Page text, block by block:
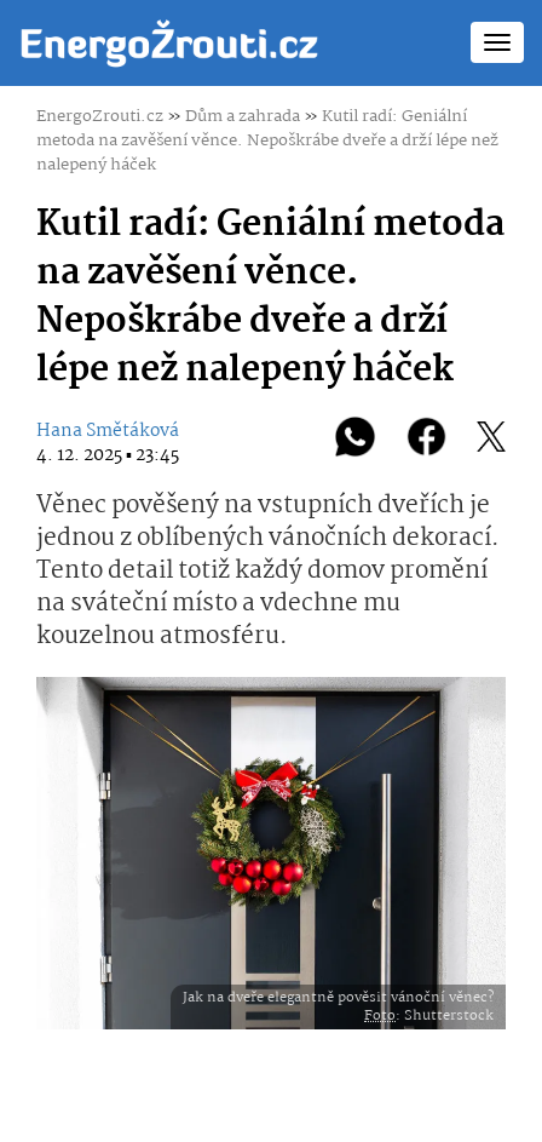
EnergoZrouti.cz»Dům a zahrada»Kutil radí: Geniální
metoda na zavěšení věnce. Nepoškrábe dveře a drží lépe než
nalepený háček
Kutil radí: Geniální metoda
na zavěšení věnce.
Nepoškrábe dveře a drží
lépe než nalepený háček
Hana Smětáková
4. 12. 2025 ▪ 23:45
Věnec pověšený na vstupních dveřích je
jednou z oblíbených vánočních dekorací.
Tento detail totiž každý domov promění
na sváteční místo a vdechne mu
kouzelnou atmosféru.
Jak na dveře elegantně pověsit vánoční věnec?
Foto: Shutterstock